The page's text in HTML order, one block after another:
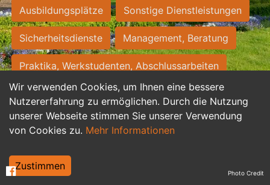
Wir verwenden Cookies, um Ihnen eine bessere
Nutzererfahrung zu ermöglichen. Durch die Nutzung
unserer Webseite stimmen Sie unserer Verwendung
von Cookies zu. Mehr Informationen
Zustimmen
Ausbildungsplätze Sonstige Dienstleistungen
Sicherheitsdienste Management, Beratung
Praktika, Werkstudenten, Abschlussarbeiten
Personalwesen Assistenz, Sekretariat
Hilfskräfte, Aushilfs- und Nebenjobs
Weiterbildung, Studium, duale Ausbildung Photo Credit